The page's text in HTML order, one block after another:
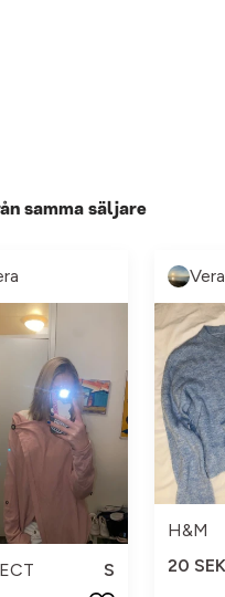
samma säljare
S
Vera
H&M
20 SEK